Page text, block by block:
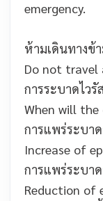
emergency.
ห้ามเดินทางข้
Do not travel
การระบาดไวรั
When will the
การแพร่ระบา
Increase of
การแพร่ระบา
Reduction of